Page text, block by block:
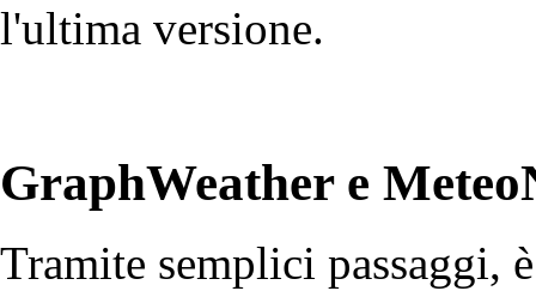
l'ultima versione.
GraphWeather e
Tramite semplici passaggi,